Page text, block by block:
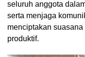
seluruh anggota
serta menjaga
menciptakan
produktif.